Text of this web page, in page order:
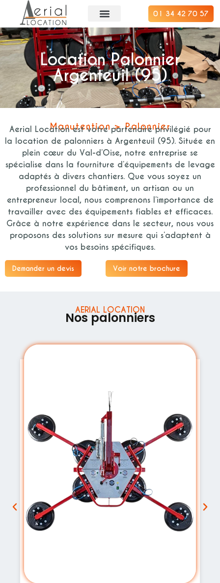
01 34 42 70 57
Location Palonnier
Argenteuil (95)
Manutention > Palonnier
Aerial Location est votre partenaire privilégié pour
la location de palonniers à Argenteuil (95). Située en
plein cœur du Val-d’Oise, notre entreprise se
spécialise dans la fourniture d’équipements de levage
adaptés à divers chantiers. Que vous soyez un
professionnel du bâtiment, un artisan ou un
entrepreneur local, nous comprenons l’importance de
travailler avec des équipements fiables et efficaces.
Grâce à notre expérience dans le secteur, nous vous
proposons des solutions sur mesure qui s’adaptent à
vos besoins spécifiques.
Demander un devis Voir notre brochure
AERIAL LOCATION
Nos palonniers